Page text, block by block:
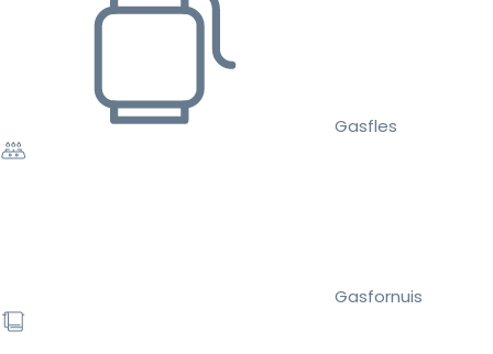
Gasfles
Gasfornuis